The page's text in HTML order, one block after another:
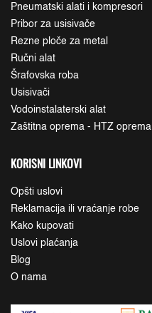
Pneumatski alati i kompresori
Pribor za usisivače
Rezne ploče za metal
Ručni alat
Šrafovska roba
Usisivači
Vodoinstalaterski alat
Zaštitna oprema - HTZ oprema
KORISNI LINKOVI
Opšti uslovi
Reklamacija ili vraćanje robe
Kako kupovati
Uslovi plaćanja
Blog
O nama